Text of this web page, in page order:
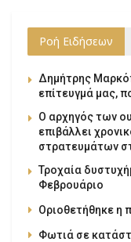
Ροή Ειδήσεων
Δημήτρης
επίτευγμά μας,
Ο αρχηγός των
επιβάλλει
στρατευμάτων
Τροχαία
Φεβρουάριο
Οριοθετήθηκε η
Φωτιά σε